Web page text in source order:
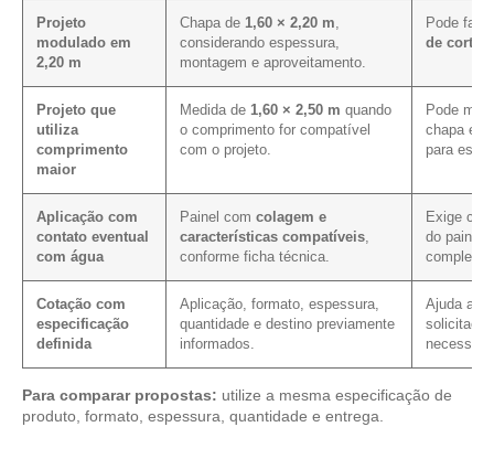
Projeto
modulado em
2,20 m
Chapa de 1,60 × 2,20 m
considerando espessura,
montagem e aproveitamento.
Pode
de corte
Projeto que
utiliza
comprimento
maior
Medida de 1,60 × 2,50 m quando
o comprimento for compatível
com o projeto.
Pode
chapa em
para essa
Aplicação com
contato eventual
com água
Painel com colagem e
características compatíveis
conforme ficha técnica.
Exige
do painel
Cotação com
especificação
definida
Aplicação, formato, espessura,
quantidade e destino previamente
informados.
Ajuda a
Para comparar propostas: utilize a mesma especificação de
produto, formato, espessura, quantidade e entrega.